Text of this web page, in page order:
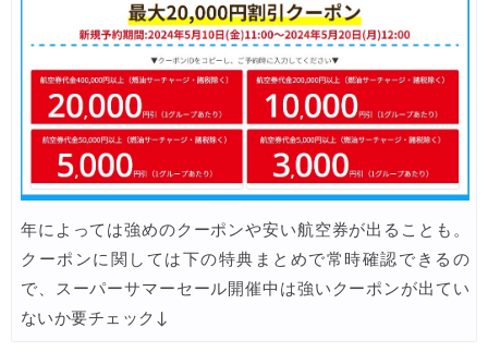
年によっては強めのクーポンや安い航空券が出ることも。
クーポンに関しては下の特典まとめで常時確認できるの
で、スーパーサマーセール開催中は強いクーポンが出てい
ないか要チェック↓